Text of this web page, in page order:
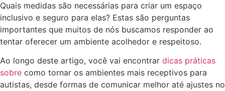
Quais medidas são necessárias para criar um espaço
inclusivo e seguro para elas? Estas são perguntas
importantes que muitos de nós buscamos responder ao
tentar oferecer um ambiente acolhedor e respeitoso.
Ao longo deste artigo, você vai encontrar dicas práticas
sobre como tornar os ambientes mais receptivos para
autistas, desde formas de comunicar melhor até ajustes no